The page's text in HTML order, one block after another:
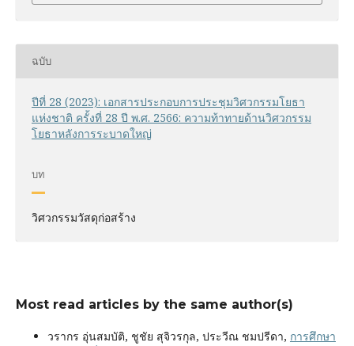
ฉบับ
ปีที่ 28 (2023): เอกสารประกอบการประชุมวิศวกรรมโยธา
แห่งชาติ ครั้งที่ 28 ปี พ.ศ. 2566: ความท้าทายด้านวิศวกรรม
โยธาหลังการระบาดใหญ่
บท
วิศวกรรมวัสดุก่อสร้าง
Most read articles by the same author(s)
วรากร อุ่นสมบัติ, ชูชัย สุจิวรกุล, ประวีณ ชมปรีดา, การศึกษา